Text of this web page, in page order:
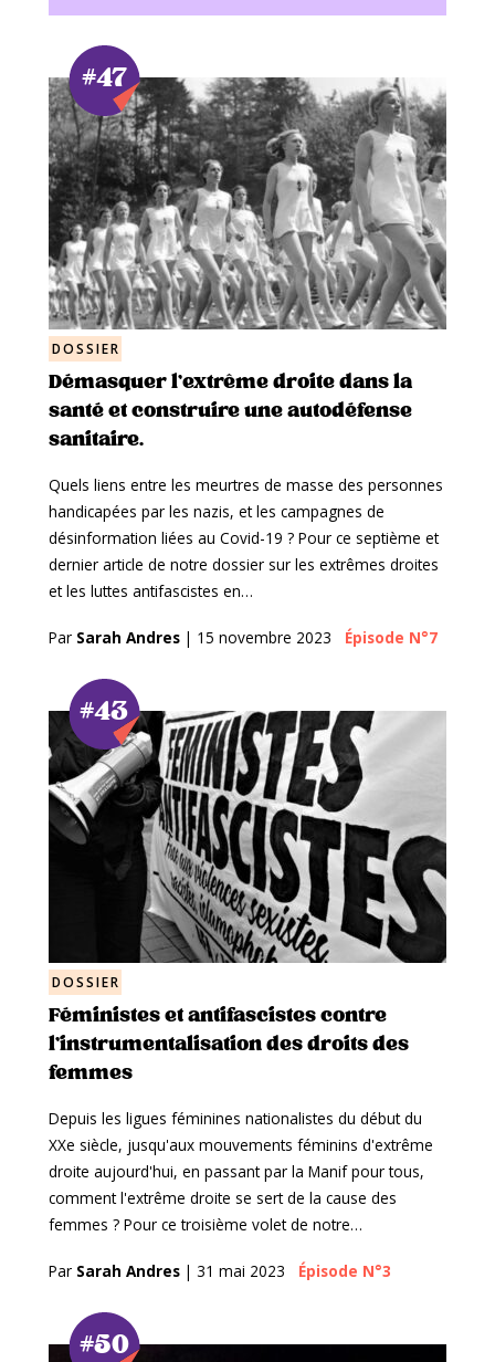
#47
DOSSIER
Démasquer l’extrême droite dans la
santé et construire une autodéfense
sanitaire.
Quels liens entre les meurtres de masse des personnes
handicapées par les nazis, et les campagnes de
désinformation liées au Covid-19 ? Pour ce septième et
dernier article de notre dossier sur les extrêmes droites
et les luttes antifascistes en…
Par Sarah Andres | 15 novembre 2023 Épisode N°7
#43
DOSSIER
Féministes et antifascistes contre
l’instrumentalisation des droits des
femmes
Depuis les ligues féminines nationalistes du début du
XXe siècle, jusqu'aux mouvements féminins d'extrême
droite aujourd'hui, en passant par la Manif pour tous,
comment l'extrême droite se sert de la cause des
femmes ? Pour ce troisième volet de notre…
Par Sarah Andres | 31 mai 2023 Épisode N°3
#50